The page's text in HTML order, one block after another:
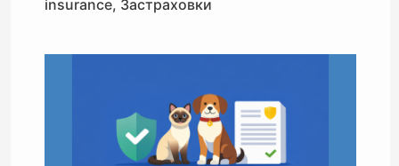
insurance, Застраховки